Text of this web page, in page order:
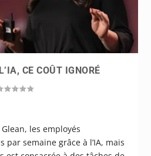
CE COÛT IGNORÉ
les employés
par semaine grâce à l’IA, mais